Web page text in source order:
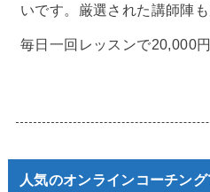
いです。厳選された講師陣
毎日一回レッスンで20,000
人気のオンラインコーチング